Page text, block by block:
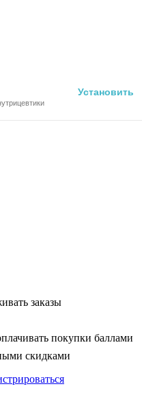
Установить
заказы
покупки баллами
скидками